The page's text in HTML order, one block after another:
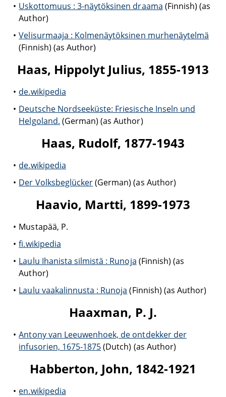
Uskottomuus : 3-näytöksinen draama (Finnish) (as
Author)
Velisurmaaja : Kolmenäytöksinen murhenäytelmä
(Finnish) (as Author)
Haas, Hippolyt Julius, 1855-1913
de.wikipedia
Deutsche Nordseeküste: Friesische Inseln und
Helgoland. (German) (as Author)
Haas, Rudolf, 1877-1943
de.wikipedia
Der Volksbeglücker(German) (as Author)
Haavio, Martti, 1899-1973
Mustapää, P.
fi.wikipedia
Laulu Ihanista silmistä : Runoja (Finnish) (as
Author)
Laulu vaakalinnusta : Runoja (Finnish) (as Author)
Haaxman, P. J.
Antony van Leeuwenhoek, de ontdekker der
infusorien, 1675-1875(Dutch) (as Author)
Habberton, John, 1842-1921
en.wikipedia